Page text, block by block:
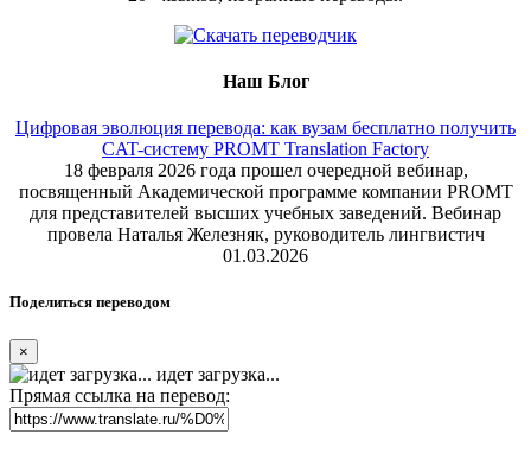
Наш Блог
Цифровая эволюция перевода: как вузам бесплатно получить
CAT-систему PROMT Translation Factory
18 февраля 2026 года прошел очередной вебинар,
посвященный Академической программе компании PROMT
для представителей высших учебных заведений. Вебинар
провела Наталья Железняк, руководитель лингвистич
01.03.2026
Поделиться переводом
×
идет загрузка...
Прямая ссылка на перевод: